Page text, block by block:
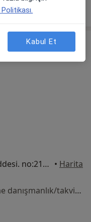
Çamtepe mah. Mithatpaşa caddesi. no:217/C, İzmir • Harita
Bu uzman ilgili adres için online danışmanlık/takvim sunmuyor.
Kabul Et